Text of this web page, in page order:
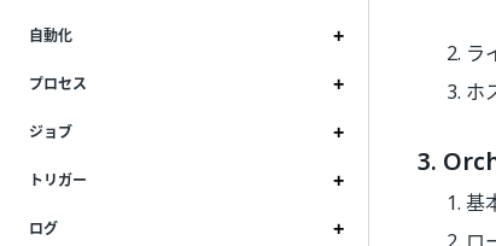
自動化
プロセス
ジョブ
トリガー
ログ
ラ
ホ
3.
基